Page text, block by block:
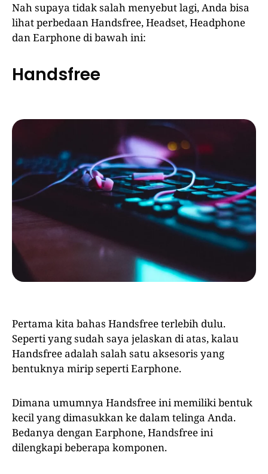
Nah supaya tidak salah menyebut lagi, Anda bisa
lihat perbedaan Handsfree, Headset, Headphone
dan Earphone di bawah ini:
Handsfree
Pertama kita bahas Handsfree terlebih dulu.
Seperti yang sudah saya jelaskan di atas, kalau
Handsfree adalah salah satu aksesoris yang
bentuknya mirip seperti Earphone.
Dimana umumnya Handsfree ini memiliki bentuk
kecil yang dimasukkan ke dalam telinga Anda.
Bedanya dengan Earphone, Handsfree ini
dilengkapi beberapa komponen.